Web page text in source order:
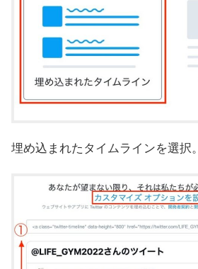
埋め込まれたタイムラインを選択。